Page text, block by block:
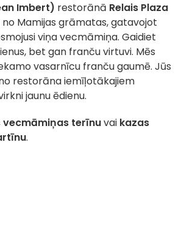
Imbert) restorānā Relais Plaza
Mamijas grāmatas, gatavojot
viņa vecmāmiņa. Gaidiet
bet gan franču virtuvi. Mēs
vasarnīcu franču gaumē. Jūs
restorāna iemīļotākajiem
jaunu ēdienu.
vecmāmiņas terīnuvai kazas
.